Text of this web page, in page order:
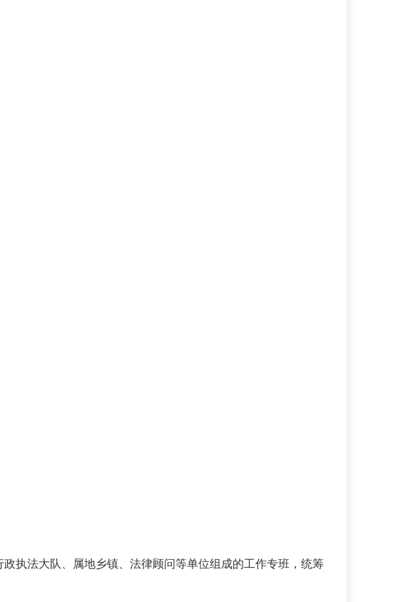
执法大队、属地乡镇、法律顾问等单位组成的工作专班，统筹